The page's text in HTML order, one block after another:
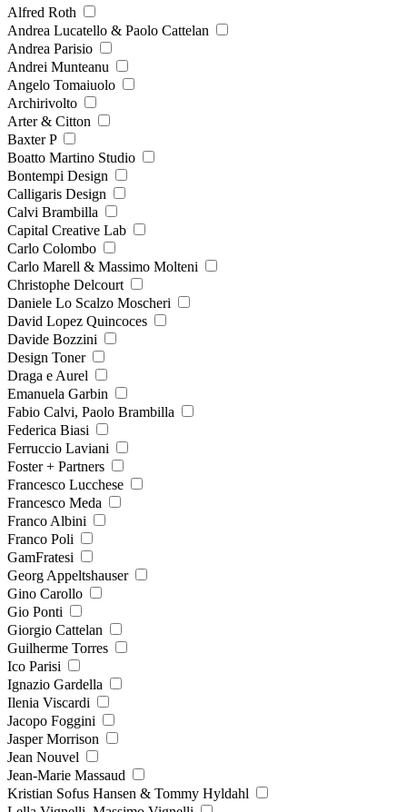
Alfred Roth
Andrea Lucatello & Paolo Cattelan
Andrea Parisio
Andrei Munteanu
Angelo Tomaiuolo
Archirivolto
Arter & Citton
Baxter P
Boatto Martino Studio
Bontempi Design
Calligaris Design
Calvi Brambilla
Capital Creative Lab
Carlo Colombo
Carlo Marell & Massimo Molteni
Christophe Delcourt
Daniele Lo Scalzo Moscheri
David Lopez Quincoces
Davide Bozzini
Design Toner
Draga e Aurel
Emanuela Garbin
Fabio Calvi, Paolo Brambilla
Federica Biasi
Ferruccio Laviani
Foster + Partners
Francesco Lucchese
Francesco Meda
Franco Albini
Franco Poli
GamFratesi
Georg Appeltshauser
Gino Carollo
Gio Ponti
Giorgio Cattelan
Guilherme Torres
Ico Parisi
Ignazio Gardella
Ilenia Viscardi
Jacopo Foggini
Jasper Morrison
Jean Nouvel
Jean-Marie Massaud
Kristian Sofus Hansen & Tommy Hyldahl